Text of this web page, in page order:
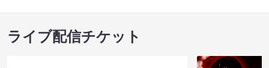
ライブ配信チケット